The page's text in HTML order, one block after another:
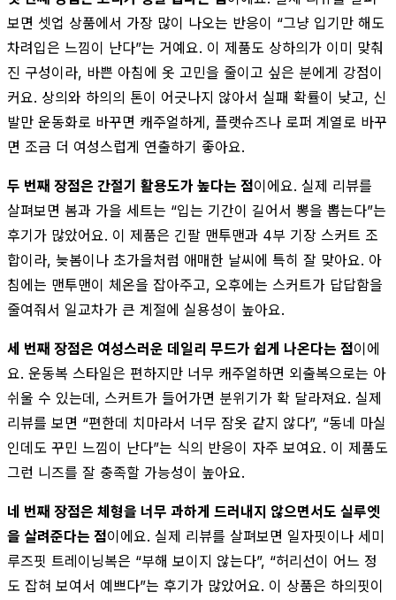
보면 셋업 상품에서 가장 많이 나오는 반응이 “그냥 입기만 해도
차려입은 느낌이 난다”는 거예요. 이 제품도 상하의가 이미 맞춰
진 구성이라, 바쁜 아침에 옷 고민을 줄이고 싶은 분에게 강점이
커요. 상의와 하의의 톤이 어긋나지 않아서 실패 확률이 낮고, 신
발만 운동화로 바꾸면 캐주얼하게, 플랫슈즈나 로퍼 계열로 바꾸
면 조금 더 여성스럽게 연출하기 좋아요.
두 번째 장점은 간절기 활용도가 높다는 점이에요. 실제 리뷰를
살펴보면 봄과 가을 세트는 “입는 기간이 길어서 뽕을 뽑는다”는
후기가 많았어요. 이 제품은 긴팔 맨투맨과 4부 기장 스커트 조
합이라, 늦봄이나 초가을처럼 애매한 날씨에 특히 잘 맞아요. 아
침에는 맨투맨이 체온을 잡아주고, 오후에는 스커트가 답답함을
줄여줘서 일교차가 큰 계절에 실용성이 높아요.
세 번째 장점은 여성스러운 데일리 무드가 쉽게 나온다는 점이에
요. 운동복 스타일은 편하지만 너무 캐주얼하면 외출복으로는 아
쉬울 수 있는데, 스커트가 들어가면 분위기가 확 달라져요. 실제
리뷰를 보면 “편한데 치마라서 너무 잠옷 같지 않다”, “동네 마실
인데도 꾸민 느낌이 난다”는 식의 반응이 자주 보여요. 이 제품도
그런 니즈를 잘 충족할 가능성이 높아요.
네 번째 장점은 체형을 너무 과하게 드러내지 않으면서도 실루엣
을 살려준다는 점이에요. 실제 리뷰를 살펴보면 일자핏이나 세미
루즈핏 트레이닝복은 “부해 보이지 않는다”, “허리선이 어느 정
도 잡혀 보여서 예쁘다”는 후기가 많았어요. 이 상품은 하의핏이